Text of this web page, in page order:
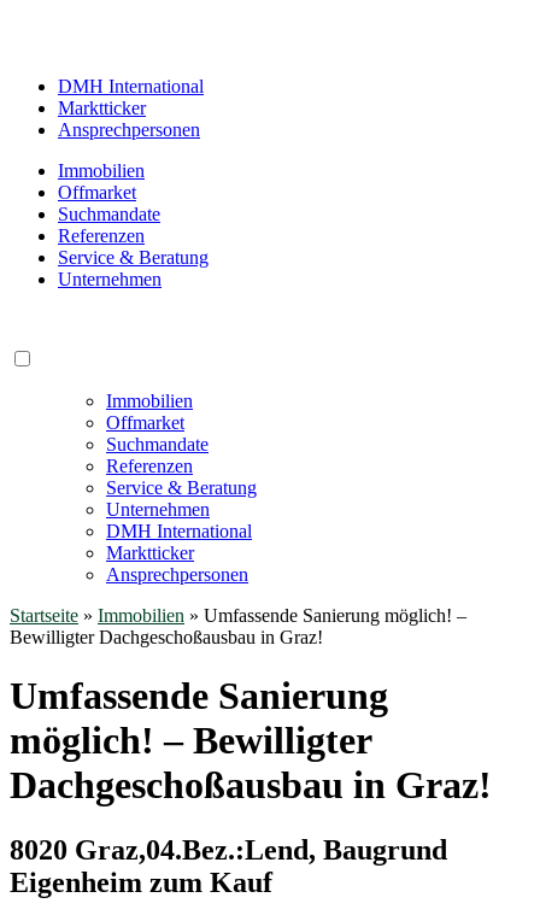
DMH International
Marktticker
Ansprechpersonen
Immobilien
Offmarket
Suchmandate
Referenzen
Service & Beratung
Unternehmen
Immobilien
Offmarket
Suchmandate
Referenzen
Service & Beratung
Unternehmen
DMH International
Marktticker
Ansprechpersonen
Startseite » Immobilien » Umfassende Sanierung möglich! –
Bewilligter Dachgeschoßausbau in Graz!
Umfassende Sanierung
möglich! – Bewilligter
Dachgeschoßausbau in Graz!
8020 Graz,04.Bez.:Lend, Baugrund
Eigenheim zum Kauf